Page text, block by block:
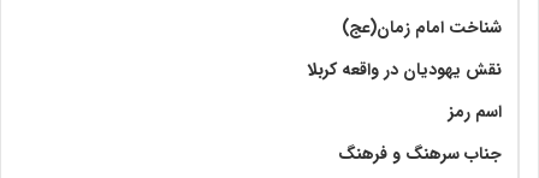
شناخت امام زمان(عج)
نقش یهودیان در واقعه کربلا
اسم رمز
جناب سرهنگ و فرهنگ